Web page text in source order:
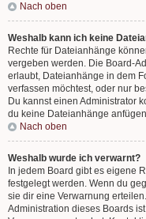
Nach oben
Weshalb kann ich keine
Rechte für Dateianhänge
vergeben werden. Die Board-
erlaubt, Dateianhänge in dem
verfassen möchtest, oder nur
Du kannst einen Administrator
du keine Dateianhänge
Nach oben
Weshalb wurde ich verwarnt?
In jedem Board gibt es eigene
festgelegt werden. Wenn du
sie dir eine Verwarnung
Administration dieses Boards